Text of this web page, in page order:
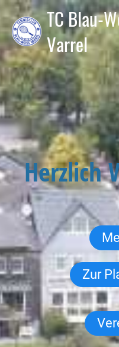
TC Blau-
Varrel
Herzlich
Zur